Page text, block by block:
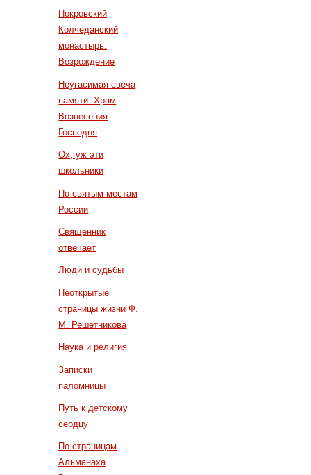
Покровский
Колчеданский
монастырь.
Возрождение
Неугасимая свеча
памяти. Храм
Вознесения
Господня
Ох, уж эти
школьники
По святым местам
России
Священник
отвечает
Люди и судьбы
Неоткрытые
страницы жизни Ф.
М. Решетникова
Наука и религия
Записки
паломницы
Путь к детскому
сердцу
По страницам
Альманаха